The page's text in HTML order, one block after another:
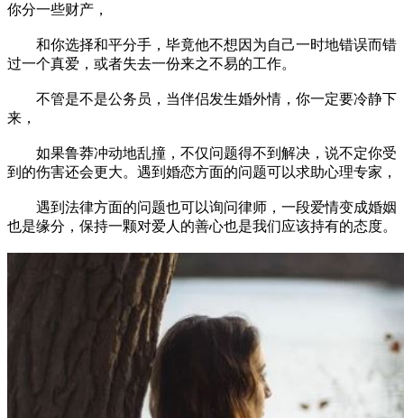
你分一些财产，
和你选择和平分手，毕竟他不想因为自己一时地错误而错
过一个真爱，或者失去一份来之不易的工作。
不管是不是公务员，当伴侣发生婚外情，你一定要冷静下
来，
如果鲁莽冲动地乱撞，不仅问题得不到解决，说不定你受
到的伤害还会更大。遇到婚恋方面的问题可以求助心理专家，
遇到法律方面的问题也可以询问律师，一段爱情变成婚姻
也是缘分，保持一颗对爱人的善心也是我们应该持有的态度。